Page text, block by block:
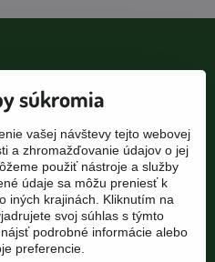
súkromia
vašej návštevy tejto webovej
a zhromažďovanie údajov o jej
použiť nástroje a služby
údaje sa môžu preniesť k
iných krajinách. Kliknutím na
svoj súhlas s týmto
podrobné informácie alebo
preferencie.